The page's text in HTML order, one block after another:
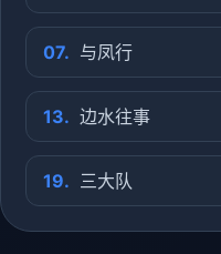
07. 与凤行
13. 边水往事
19. 三大队